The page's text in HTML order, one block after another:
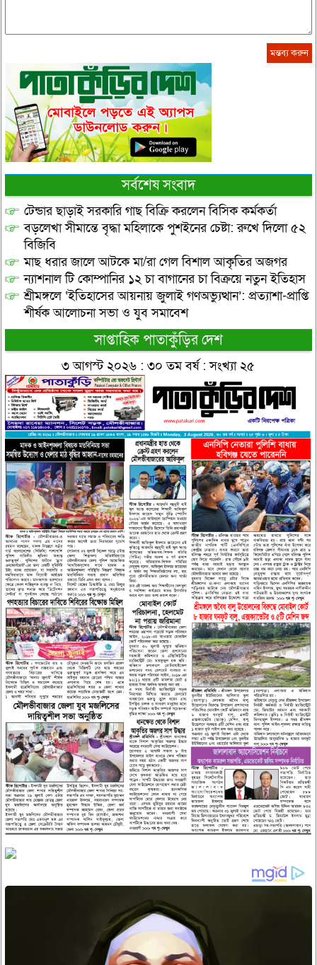
সর্বশেষ সংবাদ
টেন্ডার ছাড়াই সরকারি গাছ বিক্রি করলেন বিসিক কর্মকর্তা
বড়লেখা সীমান্তে বৃদ্ধা মহিলাকে পুশইনের চেষ্টা: রুখে দিলো ৫২
বিজিবি
মাছ ধরার জালে আটকে মা/রা গেল বিশাল আকৃতির অজগর
ন্যাশনাল টি কোম্পানির ১২ চা বাগানের চা বিক্রয়ে নতুন ইতিহাস
শ্রীমঙ্গলে ‘ইতিহাসের আয়নায় জুলাই গণঅভ্যুত্থান’: প্রত্যাশা-প্রাপ্তি
শীর্ষক আলোচনা সভা ও যুব সমাবেশ
সাপ্তাহিক পাতাকুঁড়ির দেশ
৩ আগস্ট ২০২৬ : ৩০ তম বর্ষ : সংখ্যা ২৫